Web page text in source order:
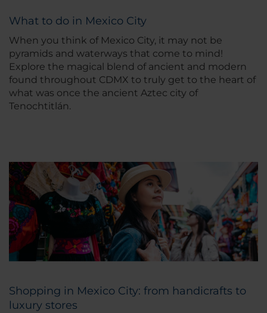
What to do in Mexico City
When you think of Mexico City, it may not be
pyramids and waterways that come to mind!
Explore the magical blend of ancient and modern
found throughout CDMX to truly get to the heart of
what was once the ancient Aztec city of
Tenochtitlán.
Shopping in Mexico City: from handicrafts to
luxury stores